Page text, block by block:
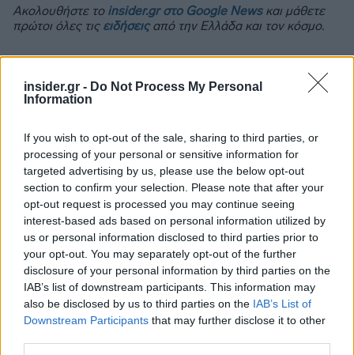
insider.gr - Do Not Process My Personal
Information
If you wish to opt-out of the sale, sharing to third parties, or
processing of your personal or sensitive information for
targeted advertising by us, please use the below opt-out
section to confirm your selection. Please note that after your
opt-out request is processed you may continue seeing
interest-based ads based on personal information utilized by
us or personal information disclosed to third parties prior to
your opt-out. You may separately opt-out of the further
disclosure of your personal information by third parties on the
IAB’s list of downstream participants. This information may
also be disclosed by us to third parties on the IAB’s List of
Downstream Participants that may further disclose it to other
Ακολουθήστε το insider.gr στο Google Newsκαι μάθετε
πρώτοι όλες τις ειδήσειςαπό την Ελλάδα και τον κόσμο.
Διαβάζονται αυτή τη στιγμή